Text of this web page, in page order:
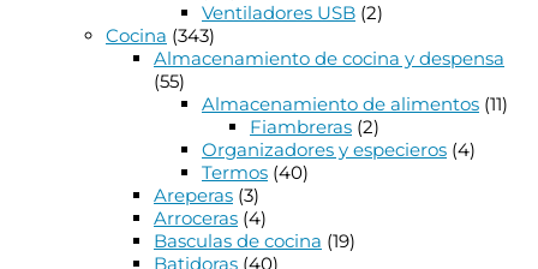
Ventiladores USB (2)
Cocina (343)
Almacenamiento de cocina y despensa
(55)
Almacenamiento de alimentos (11)
Fiambreras (2)
Organizadores y especieros (4)
Termos (40)
Areperas (3)
Arroceras (4)
Basculas de cocina (19)
Batidoras (40)